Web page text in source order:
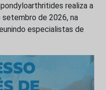
realiza a
setembro de 2026, na
especialistas de